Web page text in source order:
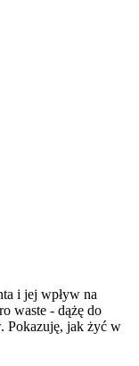
i jej wpływ na
waste - dążę do
Pokazuję, jak żyć w